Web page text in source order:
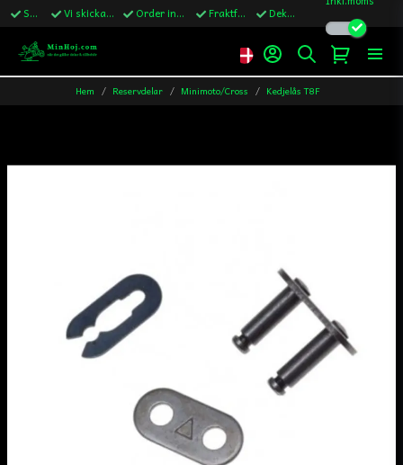
Snabba leveranser Vi skickar till Sverige,Danmark & Finland Order innan kl.13 skickas samma vardag Fraktfritt över 1200kr till Sverige Dekaler ingår i alla ordrar
Hem Reservdelar Minimoto/Cross Kedjelås T8F